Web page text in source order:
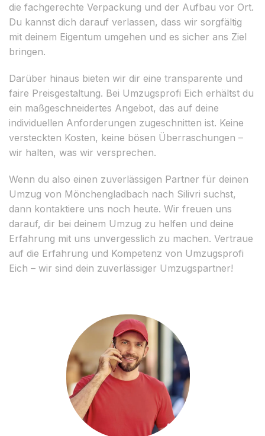
die fachgerechte Verpackung und der Aufbau vor Ort.
Du kannst dich darauf verlassen, dass wir sorgfältig
mit deinem Eigentum umgehen und es sicher ans Ziel
bringen.
Darüber hinaus bieten wir dir eine transparente und
faire Preisgestaltung. Bei Umzugsprofi Eich erhältst du
ein maßgeschneidertes Angebot, das auf deine
individuellen Anforderungen zugeschnitten ist. Keine
versteckten Kosten, keine bösen Überraschungen –
wir halten, was wir versprechen.
Wenn du also einen zuverlässigen Partner für deinen
Umzug von Mönchengladbach nach Silivri suchst,
dann kontaktiere uns noch heute. Wir freuen uns
darauf, dir bei deinem Umzug zu helfen und deine
Erfahrung mit uns unvergesslich zu machen. Vertraue
auf die Erfahrung und Kompetenz von Umzugsprofi
Eich – wir sind dein zuverlässiger Umzugspartner!